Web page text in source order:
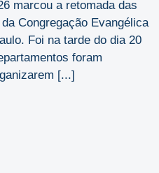
marcou a retomada das
Congregação Evangélica
Foi na tarde do dia 20
foram
[...]